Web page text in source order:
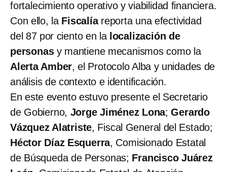
fortalecimiento operativo y viabilidad financiera.
Con ello, la Fiscalíareporta una efectividad
del 87 por ciento en la localización de
personasy mantiene mecanismos como la
Alerta Amber, el Protocolo Alba y unidades de
análisis de contexto e identificación.
En este evento estuvo presente el Secretario
de Gobierno, Jorge Jiménez Lona;Gerardo
Vázquez Alatriste, Fiscal General del Estado;
Héctor Díaz Esquerra, Comisionado Estatal
de Búsqueda de Personas; Francisco Juárez